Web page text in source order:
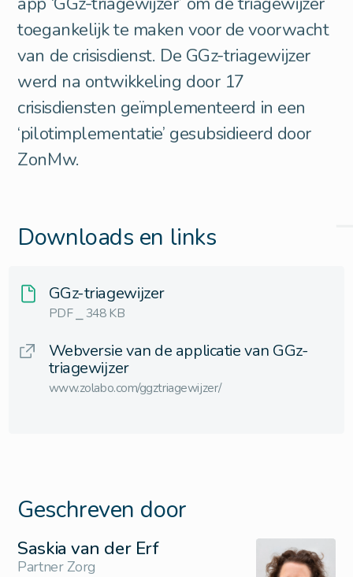
toegankelijk te maken voor de voorwacht
van de crisisdienst. De GGz-triagewijzer
werd na ontwikkeling door 17
crisisdiensten geïmplementeerd in een
‘pilotimplementatie’ gesubsidieerd door
ZonMw.
Downloads en links
GGz-triagewijzer
PDF ⎯ 348 KB
Webversie van de applicatie van GGz-
triagewijzer
www.zolabo.com/ggztriagewijzer/
Geschreven door
Saskia van der Erf
Partner Zorg